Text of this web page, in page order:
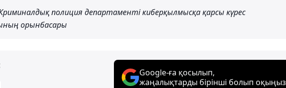
полиция департаменті киберқылмысқа қарсы күрес
орынбасары
Google-ға қосылып,
жаңалықтарды бірінші болып оқыңыз